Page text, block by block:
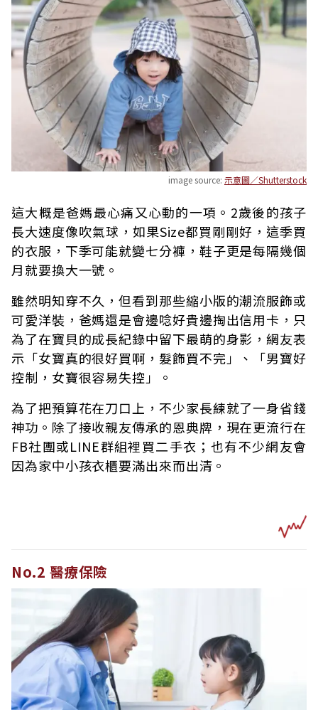
image source: 示意圖／Shutterstock
這大概是爸媽最心痛又心動的一項。2歲後的孩子
長大速度像吹氣球，如果Size都買剛剛好，這季買
的衣服，下季可能就變七分褲，鞋子更是每隔幾個
月就要換大一號。
雖然明知穿不久，但看到那些縮小版的潮流服飾或
可愛洋裝，爸媽還是會邊唸好貴邊掏出信用卡，只
為了在寶貝的成長紀錄中留下最萌的身影，網友表
示「女寶真的很好買啊，髮飾買不完」、「男寶好
控制，女寶很容易失控」。
為了把預算花在刀口上，不少家長練就了一身省錢
神功。除了接收親友傳承的恩典牌，現在更流行在
FB社團或LINE群組裡買二手衣；也有不少網友會
因為家中小孩衣櫃要滿出來而出清。
No.2 醫療保險